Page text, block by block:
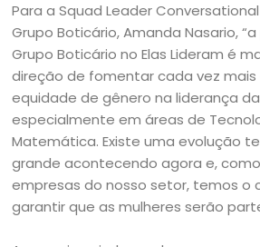
Para a Squad Leader
Grupo Boticário, Amanda Nasario,
Grupo Boticário no Elas Lideram é
direção de fomentar cada vez mais
equidade de gênero na liderança
especialmente em áreas de
Matemática. Existe uma evolução
grande acontecendo agora e,
empresas do nosso setor, temos o
garantir que as mulheres serão